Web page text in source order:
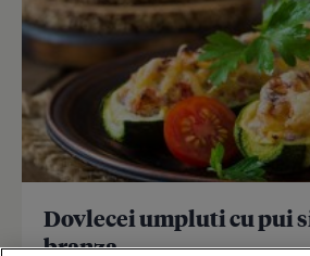
Dovlecei umpluti cu pui
branza